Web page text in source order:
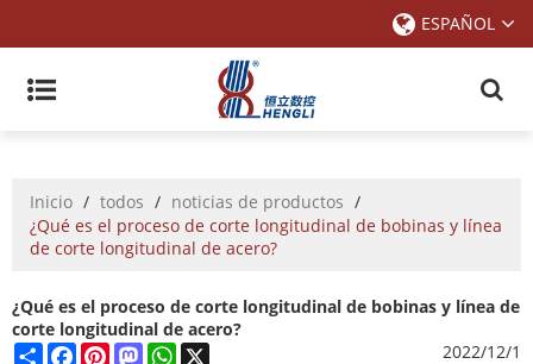
ESPAÑOL
Inicio / todos / noticias de productos /
¿Qué es el proceso de corte longitudinal de bobinas y línea
de corte longitudinal de acero?
¿Qué es el proceso de corte longitudinal de bobinas y línea de
corte longitudinal de acero?
ShareFacebook
PinterestMastodonWhatsApp 2022/12/1